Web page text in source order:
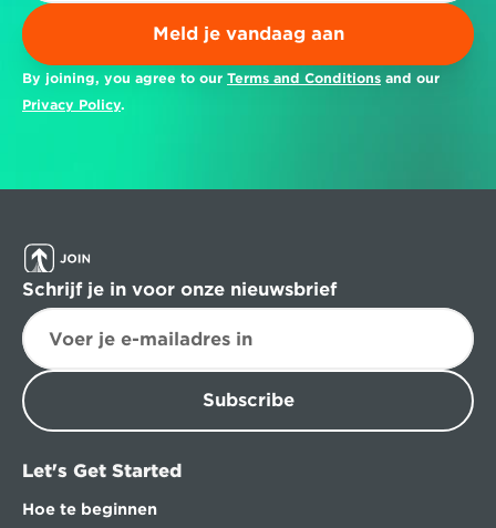
Meld je vandaag aan
By joining, you agree to our Terms and Conditions
Privacy Policy.
Schrijf je in voor onze nieuwsbrief
Subscribe
Let's Get Started
Hoe te beginnen